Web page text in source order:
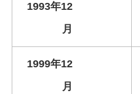
1993年12
月
1999年12
月